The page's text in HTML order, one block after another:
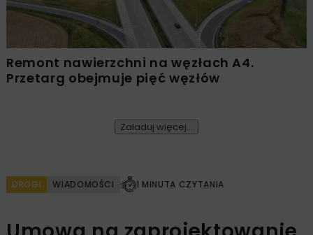
Remont nawierzchni na węzłach A4.
Przetarg obejmuje pięć węzłów
Załaduj więcej...
DROGI WIADOMOŚCI 1 MINUTA CZYTANIA